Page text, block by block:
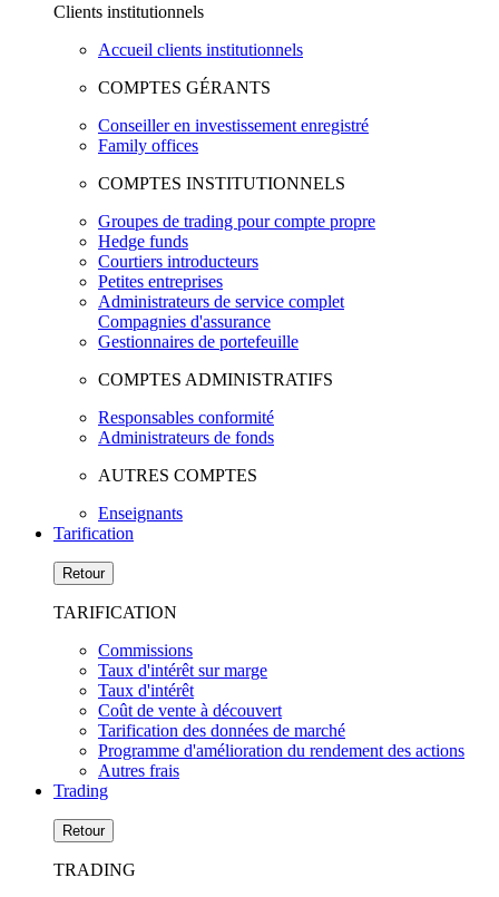
Clients institutionnels
Accueil clients institutionnels
COMPTES GÉRANTS
Conseiller en investissement enregistré
Family offices
COMPTES INSTITUTIONNELS
Groupes de trading pour compte propre
Hedge funds
Courtiers introducteurs
Petites entreprises
Administrateurs de service complet
Compagnies d'assurance
Gestionnaires de portefeuille
COMPTES ADMINISTRATIFS
Responsables conformité
Administrateurs de fonds
AUTRES COMPTES
Enseignants
Tarification
Retour
TARIFICATION
Commissions
Taux d'intérêt sur marge
Taux d'intérêt
Coût de vente à découvert
Tarification des données de marché
Programme d'amélioration du rendement des actions
Autres frais
Trading
Retour
TRADING